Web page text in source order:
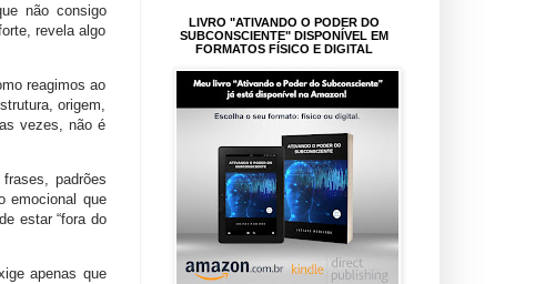
não consigo
revela algo
reagimos ao
origem,
vezes, não é
padrões
emocional que
estar “fora do
apenas que
LIVRO "ATIVANDO O PODER DO
SUBCONSCIENTE" DISPONÍVEL EM
FORMATOS FÍSICO E DIGITAL